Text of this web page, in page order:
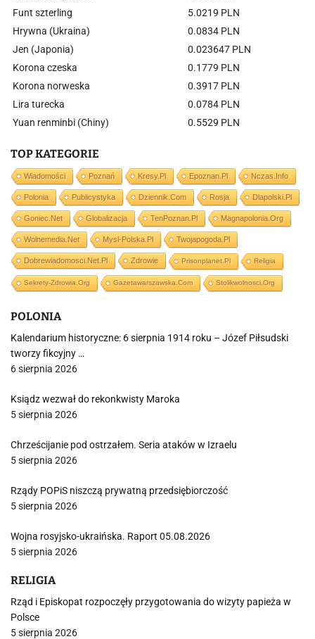
Funt szterling
5.0219 PLN
Hrywna (Ukraina)
0.0834 PLN
Jen (Japonia)
0.023647 PLN
Korona czeska
0.1779 PLN
Korona norweska
0.3917 PLN
Lira turecka
0.0784 PLN
Yuan renminbi (Chiny)
0.5529 PLN
TOP KATEGORIE
Wiadomości Poznań Kresy.pl Epoznan.pl Nczas.info
Polonia Publicystyka Dziennik.com Rosja Dlapolski.pl
Goniec.net Globalizacja TenPoznan.pl Magnapolonia.org
Wolnemedia.net Mysl-Polska.pl Twojapogoda.pl
Dobrewiadomosci.net.pl Zdrowie Prisonplanet.pl Religia
Sekrety-Zdrowia.org Gazetawarszawska.com Stolikwolnosci.org
POLONIA
Kalendarium historyczne: 6 sierpnia 1914 roku – Józef Piłsudski
tworzy fikcyjny …
6 sierpnia 2026
Ksiądz wezwał do rekonkwisty Maroka
5 sierpnia 2026
Chrześcijanie pod ostrzałem. Seria ataków w Izraelu
5 sierpnia 2026
Rządy POPiS niszczą prywatną przedsiębiorczość
5 sierpnia 2026
Wojna rosyjsko-ukraińska. Raport 05.08.2026
5 sierpnia 2026
RELIGIA
Rząd i Episkopat rozpoczęły przygotowania do wizyty papieża w
Polsce
5 sierpnia 2026